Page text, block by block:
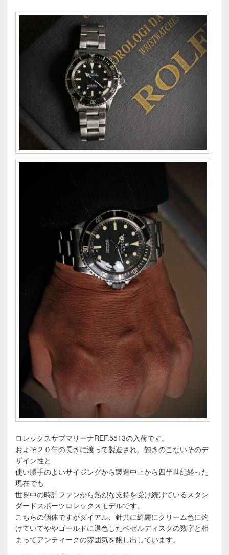
ロレックスサブマリーナREF.5513の入荷です。
およそ２０年の長きに渡って製造され、飽きのこないそのデ
ザイン性と
使い勝手のよいサイジングから製造中止から四半世紀経った
現在でも
世界中の時計ファンから熱烈な支持を受け続けているスタン
ダードスポーツロレックスモデルです。
こちらの個体ですがダイアル、針共に綺麗にクリーム色に灼
けていてややゴールドに退色したベゼルディスクの数字と相
まってアンティークの雰囲気を醸し出しています。